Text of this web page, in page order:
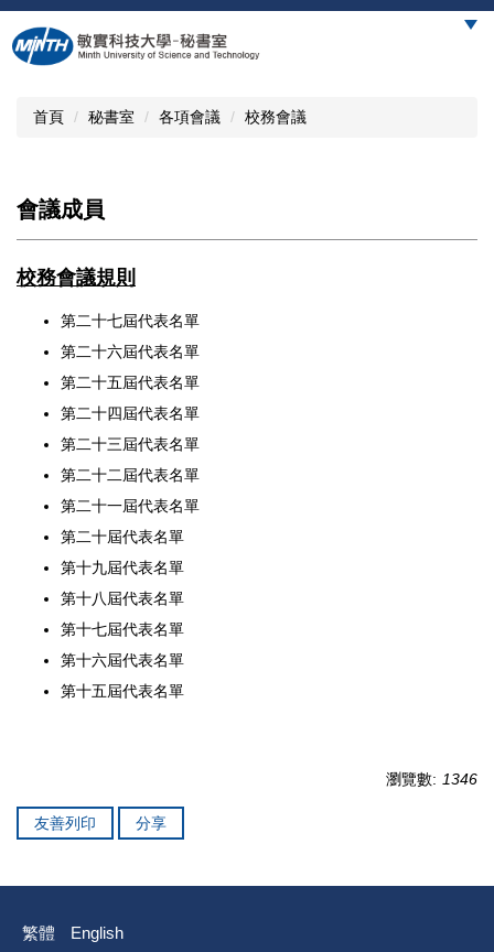
跳
到
主
首頁 秘書室 各項會議 校務會議
會議成員
校務會議規則
第二十七屆代表名單
第二十六屆代表名單
第二十五屆代表名單
第二十四屆代表名單
第二十三屆代表名單
第二十二屆代表名單
第二十一屆代表名單
第二十屆代表名單
第十九屆代表名單
第十八屆代表名單
第十七屆代表名單
第十六屆代表名單
第十五屆代表名單
瀏覽數: 1346
友善列印 分享
繁體
English